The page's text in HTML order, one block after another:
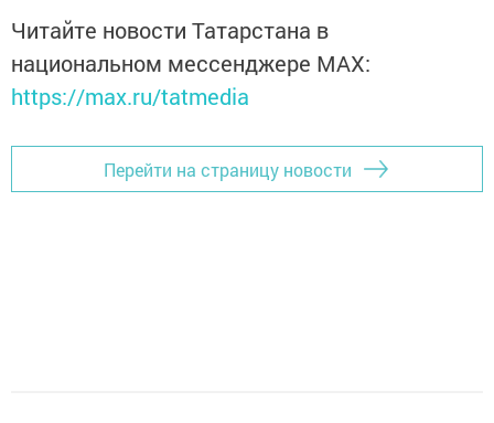
Читайте новости Татарстана в
национальном мессенджере MАХ:
https://max.ru/tatmedia
Перейти на страницу новости